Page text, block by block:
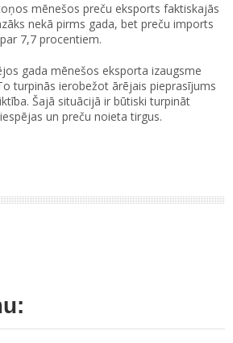
mēnešos preču eksports faktiskajās
nekā pirms gada, bet preču imports
7,7 procentiem.
gada mēnešos eksporta izaugsme
turpinās ierobežot ārējais pieprasījums
Šajā situācijā ir būtiski turpināt
un preču noieta tirgus.